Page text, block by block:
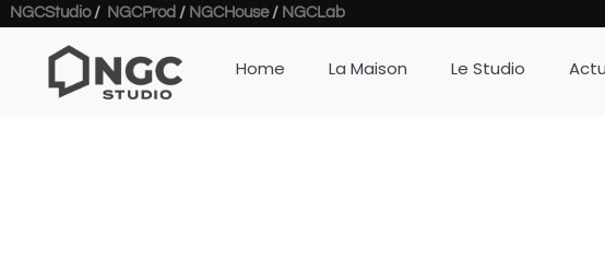
NGCStudio/ NGCProd / NGCHouse/ NGCLab
Home La Maison Le Studio